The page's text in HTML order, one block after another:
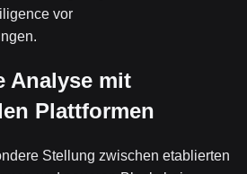
vor
Analyse mit
Plattformen
Stellung zwischen etablierten